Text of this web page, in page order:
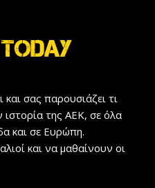
σας παρουσιάζει τι
ιστορία της ΑΕΚ, σε όλα
και σε Ευρώπη.
και να μαθαίνουν οι